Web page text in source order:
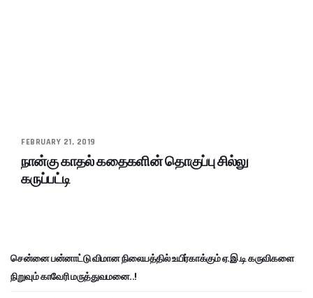
FEBRUARY 21, 2019
நான்கு காதல் கதைகளின் தொகுப்பு சில்லு
கருப்பட்டி
சென்னை பன்னாட்டு விமான நிலையத்தில் உயிர்காக்கும் ஏ.இ.டி கருவிகளை
நிறுவும் காவேரி மருத்துவமனை..!